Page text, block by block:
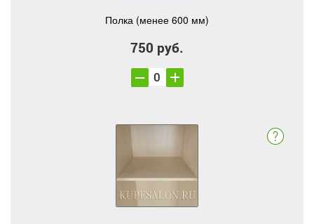
Полка (менее 600 мм)
750 руб.